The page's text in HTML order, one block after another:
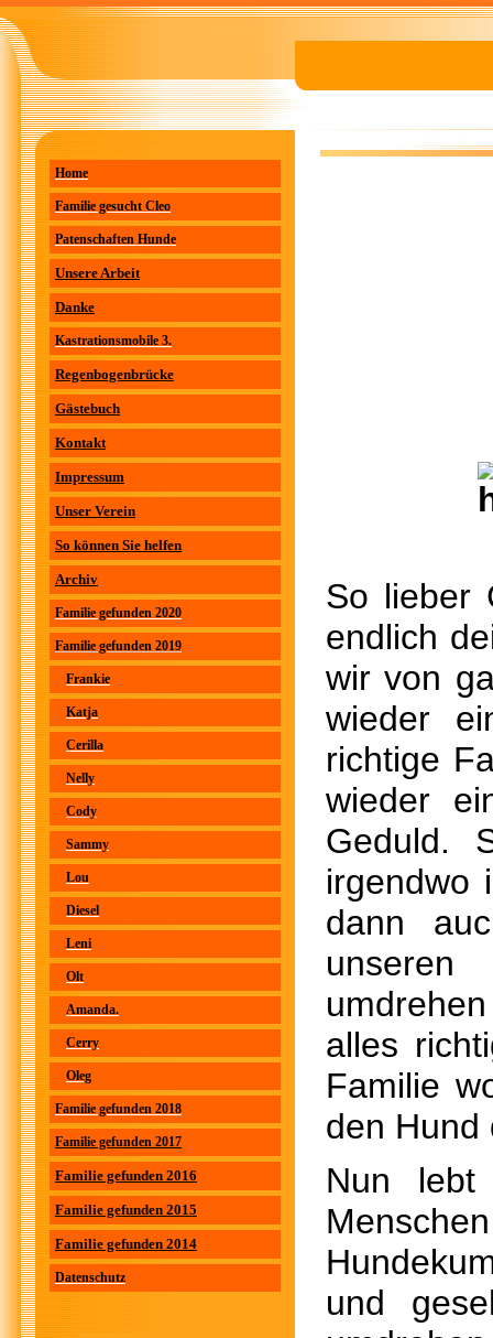
Home
Familie gesucht Cleo
Patenschaften Hunde
Unsere Arbeit
Danke
Kastrationsmobile 3.
Regenbogenbrücke
Gästebuch
Kontakt
Impressum
Unser Verein
So können Sie helfen
Archiv
Familie gefunden 2020
Familie gefunden 2019
Frankie
Katja
Cerilla
Nelly
Cody
Sammy
Lou
Diesel
Leni
Olt
Amanda.
Cerry
Oleg
Familie gefunden 2018
Familie gefunden 2017
Familie gefunden 2016
Familie gefunden 2015
Familie gefunden 2014
Datenschutz
So lieber
endlich
wir von
wieder
richtige
wieder
Geduld.
irgendwo
dann
unseren
alles
Familie
den Hund
Nun
und